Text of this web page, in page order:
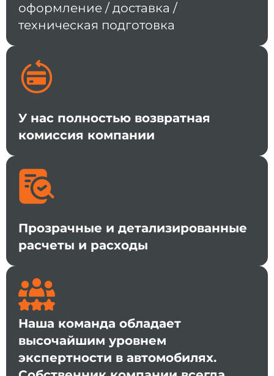
оформление / доставка /
техническая подготовка
У нас полностью возвратная
комиссия компании
Прозрачные и детализированные
расчеты и расходы
Наша команда обладает
высочайшим уровнем
экспертности в автомобилях.